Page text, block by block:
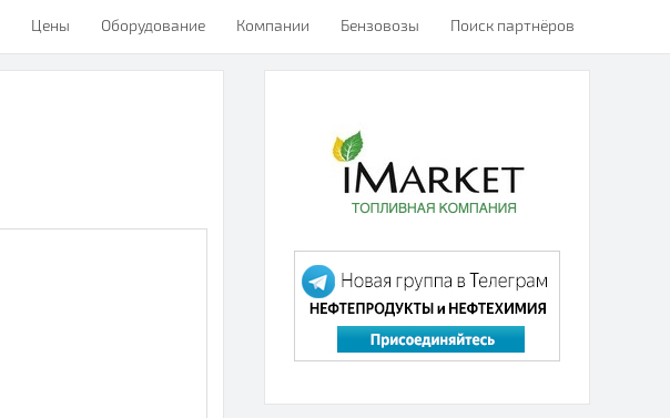
Цены Оборудование Компании Бензовозы Поиск партнёров